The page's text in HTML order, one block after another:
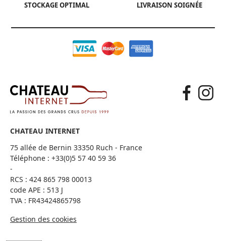
STOCKAGE OPTIMAL LIVRAISON SOIGNÉE
CHATEAU INTERNET
75 allée de Bernin 33350 Ruch - France
Téléphone : +33(0)5 57 40 59 36
-
RCS : 424 865 798 00013
code APE : 513 J
TVA : FR43424865798
Gestion des cookies